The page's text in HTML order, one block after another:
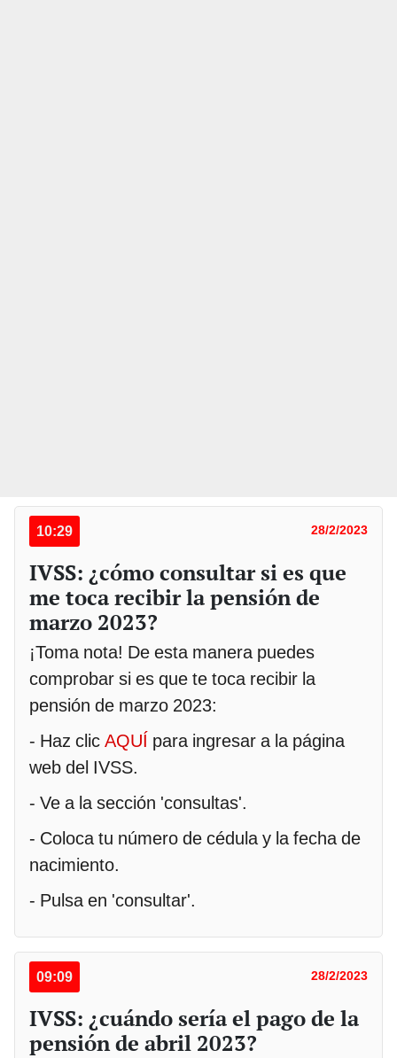
10:29 28/2/2023
IVSS: ¿cómo consultar si es que
me toca recibir la pensión de
marzo 2023?
¡Toma nota! De esta manera puedes
comprobar si es que te toca recibir la
pensión de marzo 2023:
- Haz clic AQUÍ para ingresar a la página
web del IVSS.
- Ve a la sección 'consultas'.
- Coloca tu número de cédula y la fecha de
nacimiento.
- Pulsa en 'consultar'.
09:09 28/2/2023
IVSS: ¿cuándo sería el pago de la
pensión de abril 2023?